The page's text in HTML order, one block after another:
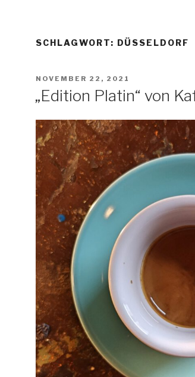
SCHLAGWORT: DÜSSELDORF
VERÖFFENTLICHT
NOVEMBER 22, 2021
„Edition Platin“ von